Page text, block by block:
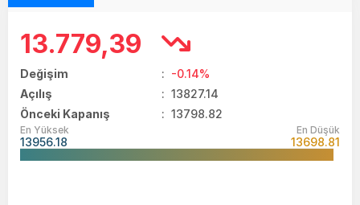
13.779,39
Değişim : -0.14%
Açılış
: 13827.14
Önceki Kapanış
: 13798.82
En Yüksek
13956.18
En Düşük
13698.81